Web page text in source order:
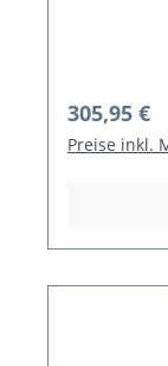
Regulärer
305,95 €
Preise inkl.